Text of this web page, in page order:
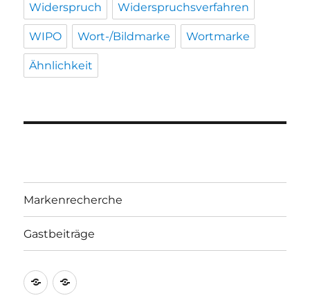
Widerspruch Widerspruchsverfahren
WIPO Wort-/Bildmarke Wortmarke
Ähnlichkeit
Markenrecherche
Gastbeiträge
Markenrecherche
Gastbeiträge